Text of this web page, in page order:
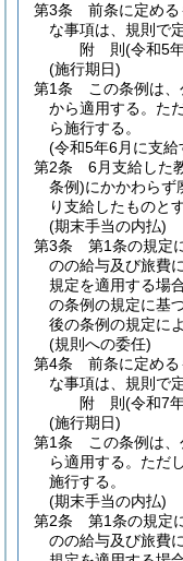
第3条
前条に定め
な事項は、規則で
附 則(令和5
(施行期日)
第1条
この条例は
から適用する。 た
ら施行する。
(令和5年6月に支
第2条
6月支給した
条例)にかかわらず
り支給したものとす
(期末手当の内払)
第3条
第1条の規定
のの給与及び旅費
規定を適用する場
の条例の規定に基
後の条例の規定に
(規則への委任)
第4条
前条に定め
な事項は、規則で
附 則(令和7
(施行期日)
第1条
この条例は
ら適用する。 ただ
施行する。
(期末手当の内払)
第2条
第1条の規定
のの給与及び旅費